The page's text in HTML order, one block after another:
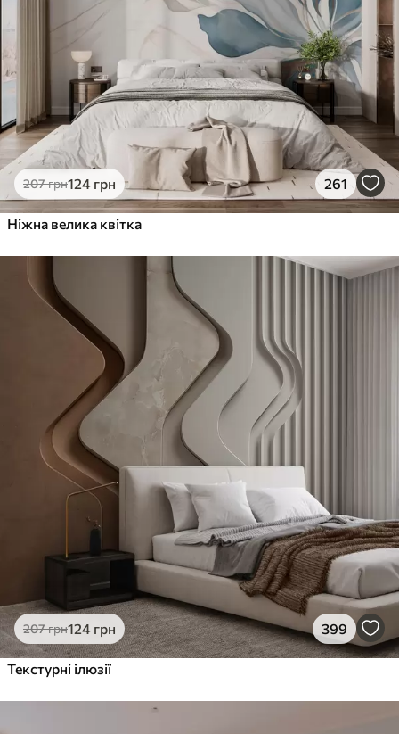
207грн124 грн 261
Ніжна велика квітка
207грн124 грн 399
Текстурні ілюзії